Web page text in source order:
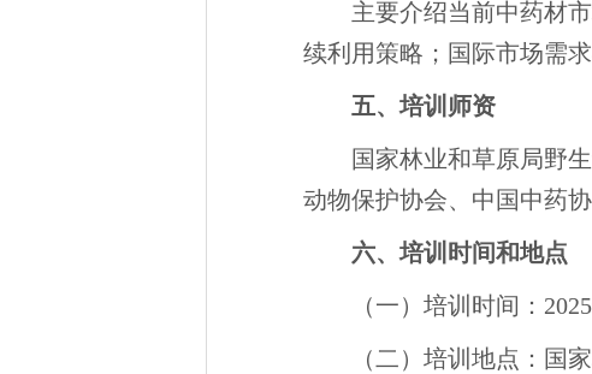
主要介绍当前中药材
续利用策略；国际市场需
五、培训师资
国家林业和草原局野
动物保护协会、中国中药
六、培训时间和地点
（一）培训时间：
（二）培训地点：国